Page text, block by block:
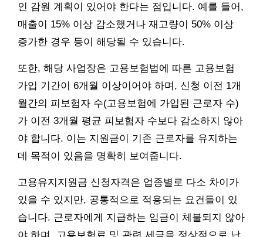
인 감원 계획이 있어야 한다는 점입니다. 예를 들어,
매출이 15% 이상 감소했거나 재고량이 50% 이상
증가한 경우 등이 해당될 수 있습니다.
또한, 해당 사업장은 고용보험법에 따른 고용보험
가입 기간이 6개월 이상이어야 하며, 신청 이전 1개
월간의 피보험자 수(고용보험에 가입된 근로자 수)
가 이전 3개월 평균 피보험자 수보다 감소하지 않아
야 합니다. 이는 지원금이 기존 근로자를 유지하는
데 목적이 있음을 명확히 보여줍니다.
고용유지지원금 신청자격은 업종별로 다소 차이가
있을 수 있지만, 공통적으로 적용되는 요건들이 있
습니다. 근로자에게 지급하는 임금이 체불되지 않아